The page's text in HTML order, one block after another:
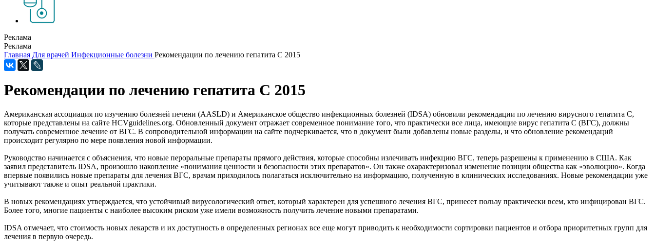
Реклама
Реклама
Главная Для врачей Инфекционные болезни Рекомендации по лечению гепатита С 2015
Рекомендации по лечению гепатита С 2015
Американская ассоциация по изучению болезней печени (AASLD) и Американское общество инфекционных болезней (IDSA) обновили рекомендации по лечению вирусного гепатита С,
которые представлены на сайте HCVguidelines.org. Обновленный документ отражает современное понимание того, что практически все лица, имеющие вирус гепатита С (ВГC), должны
получать современное лечение от ВГC. В сопроводительной информации на сайте подчеркивается, что в документ были добавлены новые разделы, и что обновление рекомендаций
происходит регулярно по мере появления новой информации.
Руководство начинается с объяснения, что новые пероральные препараты прямого действия, которые способны излечивать инфекцию ВГС, теперь разрешены к применению в США. Как
заявил представитель IDSA, произошло накопление «понимания ценности и безопасности этих препаратов». Он также охарактеризовал изменение позиции общества как «эволюцию». Когда
впервые появились новые препараты для лечения ВГС, врачам приходилось полагаться исключительно на информацию, полученную в клинических исследованиях. Новые рекомендации уже
учитывают также и опыт реальной практики.
В новых рекомендациях утверждается, что устойчивый вирусологический ответ, который характерен для успешного лечения ВГС, принесет пользу практически всем, кто инфицирован ВГС.
Более того, многие пациенты с наиболее высоким риском уже имели возможность получить лечение новыми препаратами.
IDSA отмечает, что стоимость новых лекарств и их доступность в определенных регионах все еще могут приводить к необходимости сортировки пациентов и отбора приоритетных групп для
лечения в первую очередь.